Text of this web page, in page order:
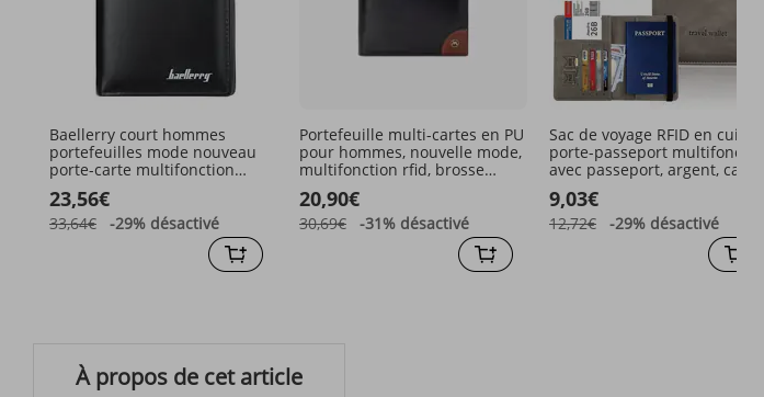
Baellerry court hommes
portefeuilles mode nouveau
porte-carte multifonction
organe sac à main en cuir
pour homme portefeuille à
glissière avec poche à
23,56€
33,64€ -29% désactivé
Portefeuille multi-cartes en PU
pour hommes, nouvelle mode,
multifonction rfid, brosse
antivol, portefeuille
20,90€
30,69€ -31% désactivé
Sac de voyage RFID en cuir PU,
porte-passeport multifonction
avec passeport, argent, carte
SIM, sac d'identité, étui en
cuir, portefeuille pour
passeport mince
9,03€
12,72€ -29% désactivé
À propos de cet article